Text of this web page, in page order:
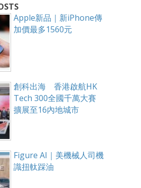
Apple新品｜新iPhone傳
加價最多1560元
創科出海 香港啟航HK
Tech 300全國千萬大賽
擴展至16內地城市
Figure AI｜美機械人司機
識扭軚踩油